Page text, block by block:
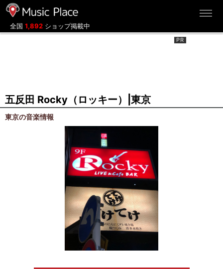
全国 1,892 ショップ掲載中
五反田 Rocky（ロッキー）|東京
東京の音楽情報